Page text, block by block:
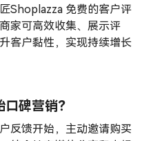
Shoplazza 免费的客户评
家可高效收集、展示评
客户黏性，实现持续增长
碑营销？
反馈开始，主动邀请购买